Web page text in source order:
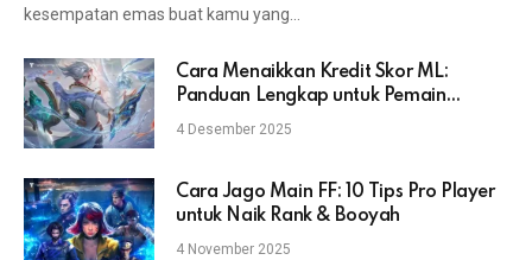
kesempatan emas buat kamu yang…
Cara Menaikkan Kredit Skor ML:
Panduan Lengkap untuk Pemain
Mobile Legends
4 Desember 2025
Cara Jago Main FF: 10 Tips Pro Player
untuk Naik Rank & Booyah
4 November 2025